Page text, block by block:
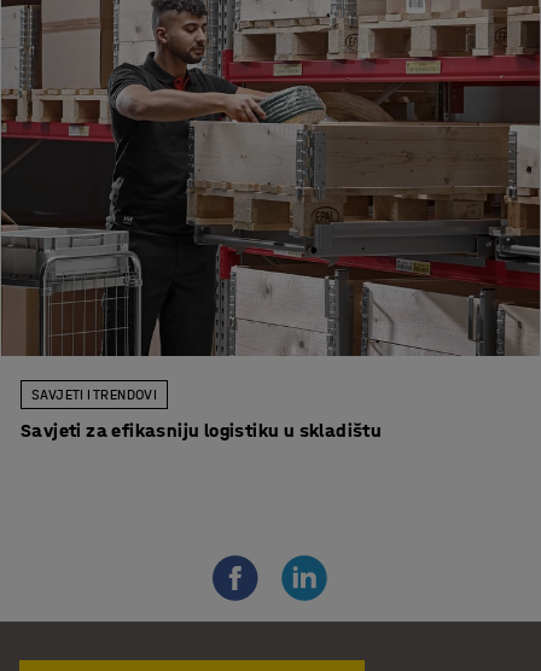
SAVJETI I TRENDOVI
Savjeti za efikasniju logistiku u skladištu